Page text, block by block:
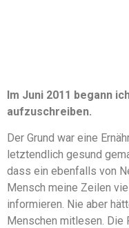
Im Juni 2011 begann
aufzuschreiben.
Der Grund war eine
letztendlich gesund
dass ein ebenfalls von
Mensch meine Zeilen
informieren. Nie aber
Menschen mitlesen. Die